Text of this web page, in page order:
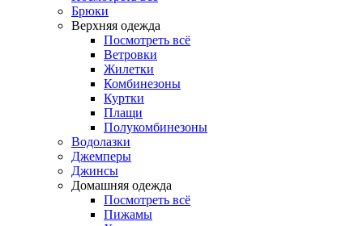
Брюки
Верхняя одежда
Посмотреть всё
Ветровки
Жилетки
Комбинезоны
Куртки
Плащи
Полукомбинезоны
Водолазки
Джемперы
Джинсы
Домашняя одежда
Посмотреть всё
Пижамы